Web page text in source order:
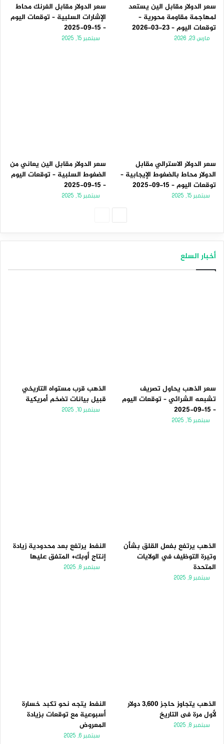
سعر الدولار مقابل الين يستعد
لمهاجمة مقاومة محورية –
توقعات اليوم – 23-03-2026
مارس 23, 2026
سعر الدولار مقابل الفرنك محاط
الإشارات السلبية – توقعات اليوم
– 15-09-2025
سبتمبر 15, 2025
سعر الدولار الاسترالي مقابل
الدولار محاط بالضغوط الإيجابية –
توقعات اليوم – 15-09-2025
سبتمبر 15, 2025
سعر الدولار مقابل الين يعاني من
الضغوط السلبية – توقعات اليوم
– 15-09-2025
سبتمبر 15, 2025
أخبار السلع
سعر الذهب يحاول تصريف
تشبعه الشرائي – توقعات اليوم
– 15-09-2025
سبتمبر 15, 2025
الذهب قرب مستواه التاريخي
قبيل بيانات تضخم أمريكية
سبتمبر 10, 2025
الذهب يرتفع بفعل القلق بشأن
وتيرة التوظيف في الولايات
المتحدة
سبتمبر 9, 2025
النفط يرتفع بعد محدودية زيادة
إنتاج أوبك+ المتفق عليها
سبتمبر 8, 2025
الذهب يتجاوز حاجز 3,600 دولار
لأول مرة فى التاريخ
سبتمبر 8, 2025
النفط يتجه نحو تكبد خسارة
أسبوعية مع توقعات بزيادة
المعروض
سبتمبر 6, 2025